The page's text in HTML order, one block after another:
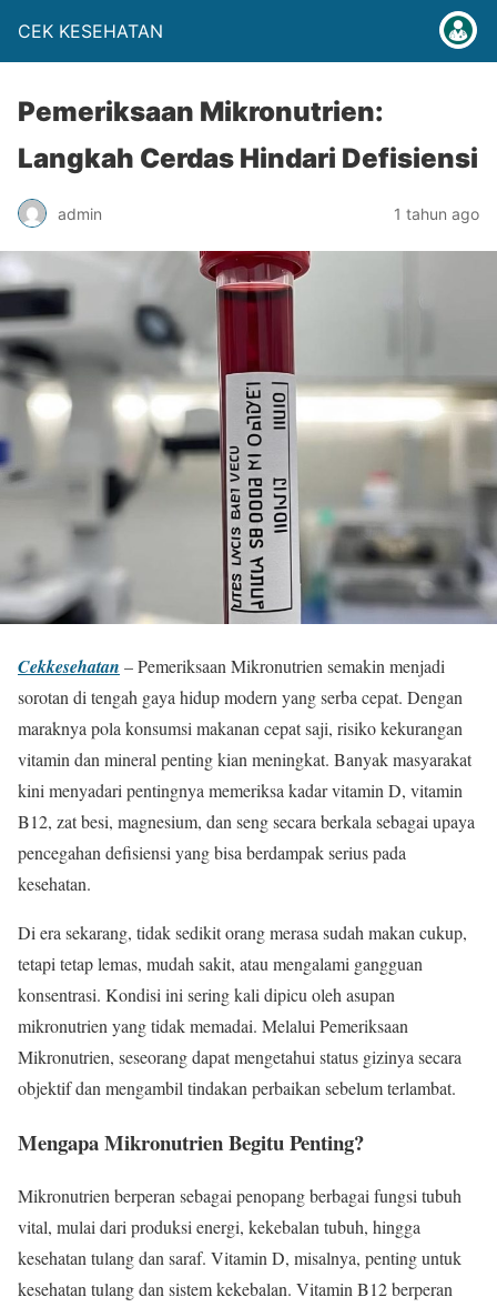
CEK KESEHATAN
Pemeriksaan Mikronutrien:
Langkah Cerdas Hindari Defisiensi
admin 1 tahun ago
Cekkesehatan – Pemeriksaan Mikronutrien semakin menjadi
sorotan di tengah gaya hidup modern yang serba cepat. Dengan
maraknya pola konsumsi makanan cepat saji, risiko kekurangan
vitamin dan mineral penting kian meningkat. Banyak masyarakat
kini menyadari pentingnya memeriksa kadar vitamin D, vitamin
B12, zat besi, magnesium, dan seng secara berkala sebagai upaya
pencegahan defisiensi yang bisa berdampak serius pada
kesehatan.
Di era sekarang, tidak sedikit orang merasa sudah makan cukup,
tetapi tetap lemas, mudah sakit, atau mengalami gangguan
konsentrasi. Kondisi ini sering kali dipicu oleh asupan
mikronutrien yang tidak memadai. Melalui Pemeriksaan
Mikronutrien, seseorang dapat mengetahui status gizinya secara
objektif dan mengambil tindakan perbaikan sebelum terlambat.
Mengapa Mikronutrien Begitu Penting?
Mikronutrien berperan sebagai penopang berbagai fungsi tubuh
vital, mulai dari produksi energi, kekebalan tubuh, hingga
kesehatan tulang dan saraf. Vitamin D, misalnya, penting untuk
kesehatan tulang dan sistem kekebalan. Vitamin B12 berperan